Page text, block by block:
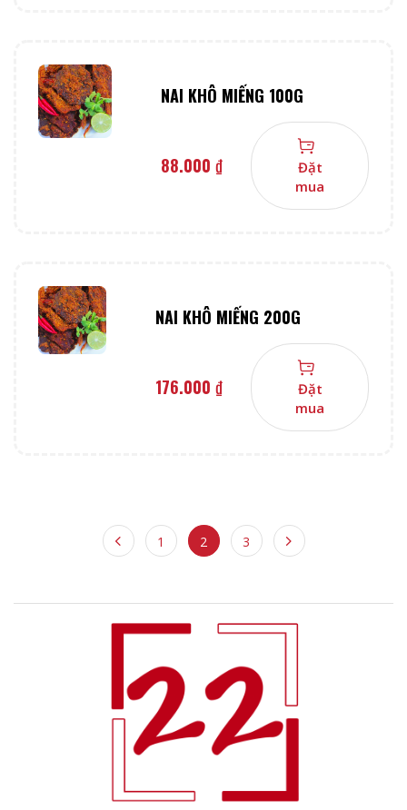
NAI KHÔ MIẾNG 100G
88.000 ₫
Đặt
mua
NAI KHÔ MIẾNG 200G
176.000 ₫
Đặt
mua
1 2 3